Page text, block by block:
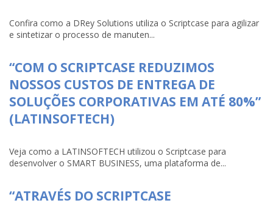
Confira como a DRey Solutions utiliza o Scriptcase para agilizar
e sintetizar o processo de manuten...
“COM O SCRIPTCASE REDUZIMOS
NOSSOS CUSTOS DE ENTREGA DE
SOLUÇÕES CORPORATIVAS EM ATÉ 80%”
(LATINSOFTECH)
Veja como a LATINSOFTECH utilizou o Scriptcase para
desenvolver o SMART BUSINESS, uma plataforma de...
“ATRAVÉS DO SCRIPTCASE